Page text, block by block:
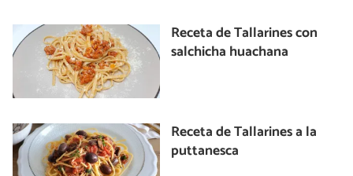
Receta de Tallarines con
salchicha huachana
Receta de Tallarines a la
puttanesca